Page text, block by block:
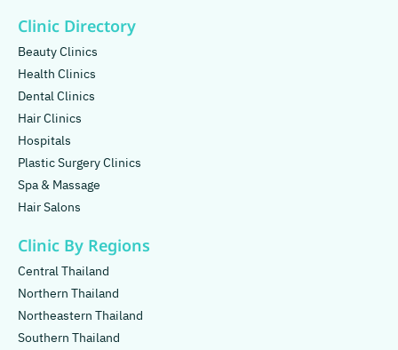
Clinic Directory
Beauty Clinics
Health Clinics
Dental Clinics
Hair Clinics
Hospitals
Plastic Surgery Clinics
Spa & Massage
Hair Salons
Clinic By Regions
Central Thailand
Northern Thailand
Northeastern Thailand
Southern Thailand